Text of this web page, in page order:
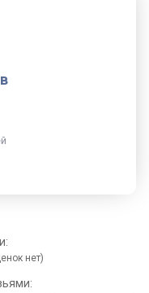
нет)